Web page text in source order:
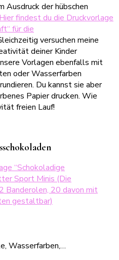
Ausdruck der hübschen
findest du die Druckvorlage
für die
versuchen meine
deiner Kinder
Vorlagen ebenfalls mit
oder Wasserfarben
Du kannst sie aber
Papier drucken. Wie
freien Lauf!
“Schokoladige
Sport Minis (Die
Banderolen, 20 davon mit
gestaltbar)
Wasserfarben,…